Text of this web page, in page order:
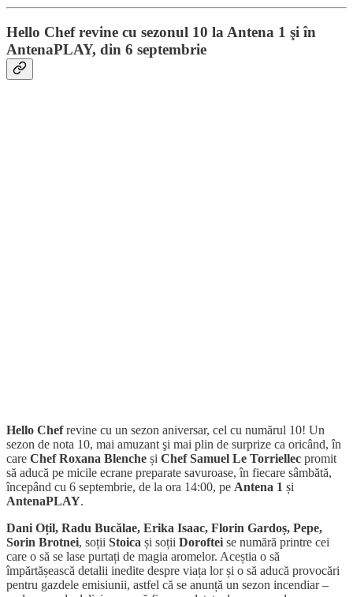
Hello Chef revine cu sezonul 10 la Antena 1 şi în
AntenaPLAY, din 6 septembrie
Hello Chefrevine cu un sezon aniversar, cel cu numărul 10! Un
sezon de nota 10, mai amuzant şi mai plin de surprize ca oricând, în
care Chef Roxana Blenche și Chef Samuel Le Torriellec promit
să aducă pe micile ecrane preparate savuroase, în fiecare sâmbătă,
începând cu 6 septembrie, de la ora 14:00, pe Antena 1 și
AntenaPLAY.
Dani Oțil, Radu Bucălae, Erika Isaac, Florin Gardoș, Pepe,
Sorin Brotnei, soții Stoica și soții Doroftei se numără printre cei
care o să se lase purtați de magia aromelor. Aceștia o să
împărtășească detalii inedite despre viața lor și o să aducă provocări
pentru gazdele emisiunii, astfel că se anunță un sezon incendiar –